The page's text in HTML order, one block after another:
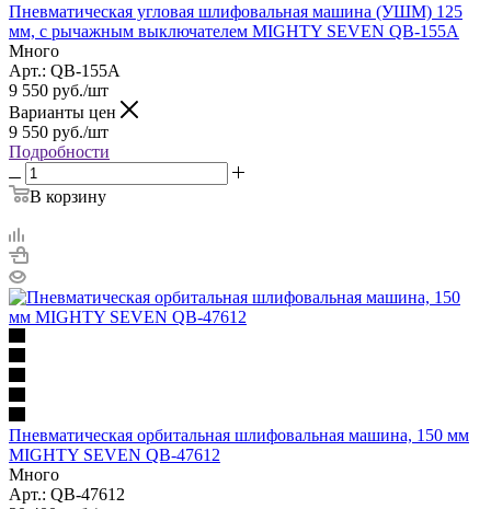
Пневматическая угловая шлифовальная машина (УШМ) 125
мм, с рычажным выключателем MIGHTY SEVEN QB-155A
Много
Арт.: QB-155A
9 550 руб./шт
Варианты цен
9 550 руб./шт
Подробности
В корзину
Пневматическая орбитальная шлифовальная машина, 150 мм
MIGHTY SEVEN QB-47612
Много
Арт.: QB-47612